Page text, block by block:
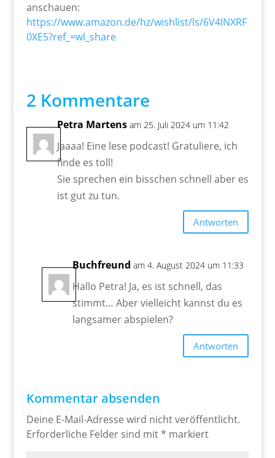
anschauen:
https://www.amazon.de/hz/wishlist/ls/6V4INXRF
0XE5?ref_=wl_share
2 Kommentare
Petra Martens am 25. Juli 2024 um 11:42
Jaaaa! Eine lese podcast! Gratuliere, ich
finde es toll!
Sie sprechen ein bisschen schnell aber es
ist gut zu tun.
Antworten
Buchfreund am 4. August 2024 um 11:33
Hallo Petra! Ja, es ist schnell, das
stimmt… Aber vielleicht kannst du es
langsamer abspielen?
Antworten
Kommentar absenden
Deine E-Mail-Adresse wird nicht veröffentlicht.
Erforderliche Felder sind mit* markiert